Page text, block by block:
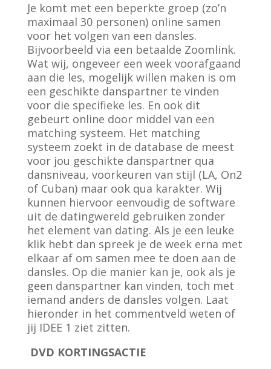
Je komt met een beperkte groep (zo’n
maximaal 30 personen) online samen
voor het volgen van een dansles.
Bijvoorbeeld via een betaalde Zoomlink.
Wat wij, ongeveer een week voorafgaand
aan die les, mogelijk willen maken is om
een geschikte danspartner te vinden
voor die specifieke les. En ook dit
gebeurt online door middel van een
matching systeem. Het matching
systeem zoekt in de database de meest
voor jou geschikte danspartner qua
dansniveau, voorkeuren van stijl (LA, On2
of Cuban) maar ook qua karakter. Wij
kunnen hiervoor eenvoudig de software
uit de datingwereld gebruiken zonder
het element van dating. Als je een leuke
klik hebt dan spreek je de week erna met
elkaar af om samen mee te doen aan de
dansles. Op die manier kan je, ook als je
geen danspartner kan vinden, toch met
iemand anders de dansles volgen. Laat
hieronder in het commentveld weten of
jij IDEE 1 ziet zitten.
DVD KORTINGSACTIE